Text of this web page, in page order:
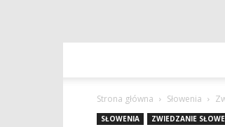
Strona główna Słowenia
SŁOWENIA ZWIEDZANIE